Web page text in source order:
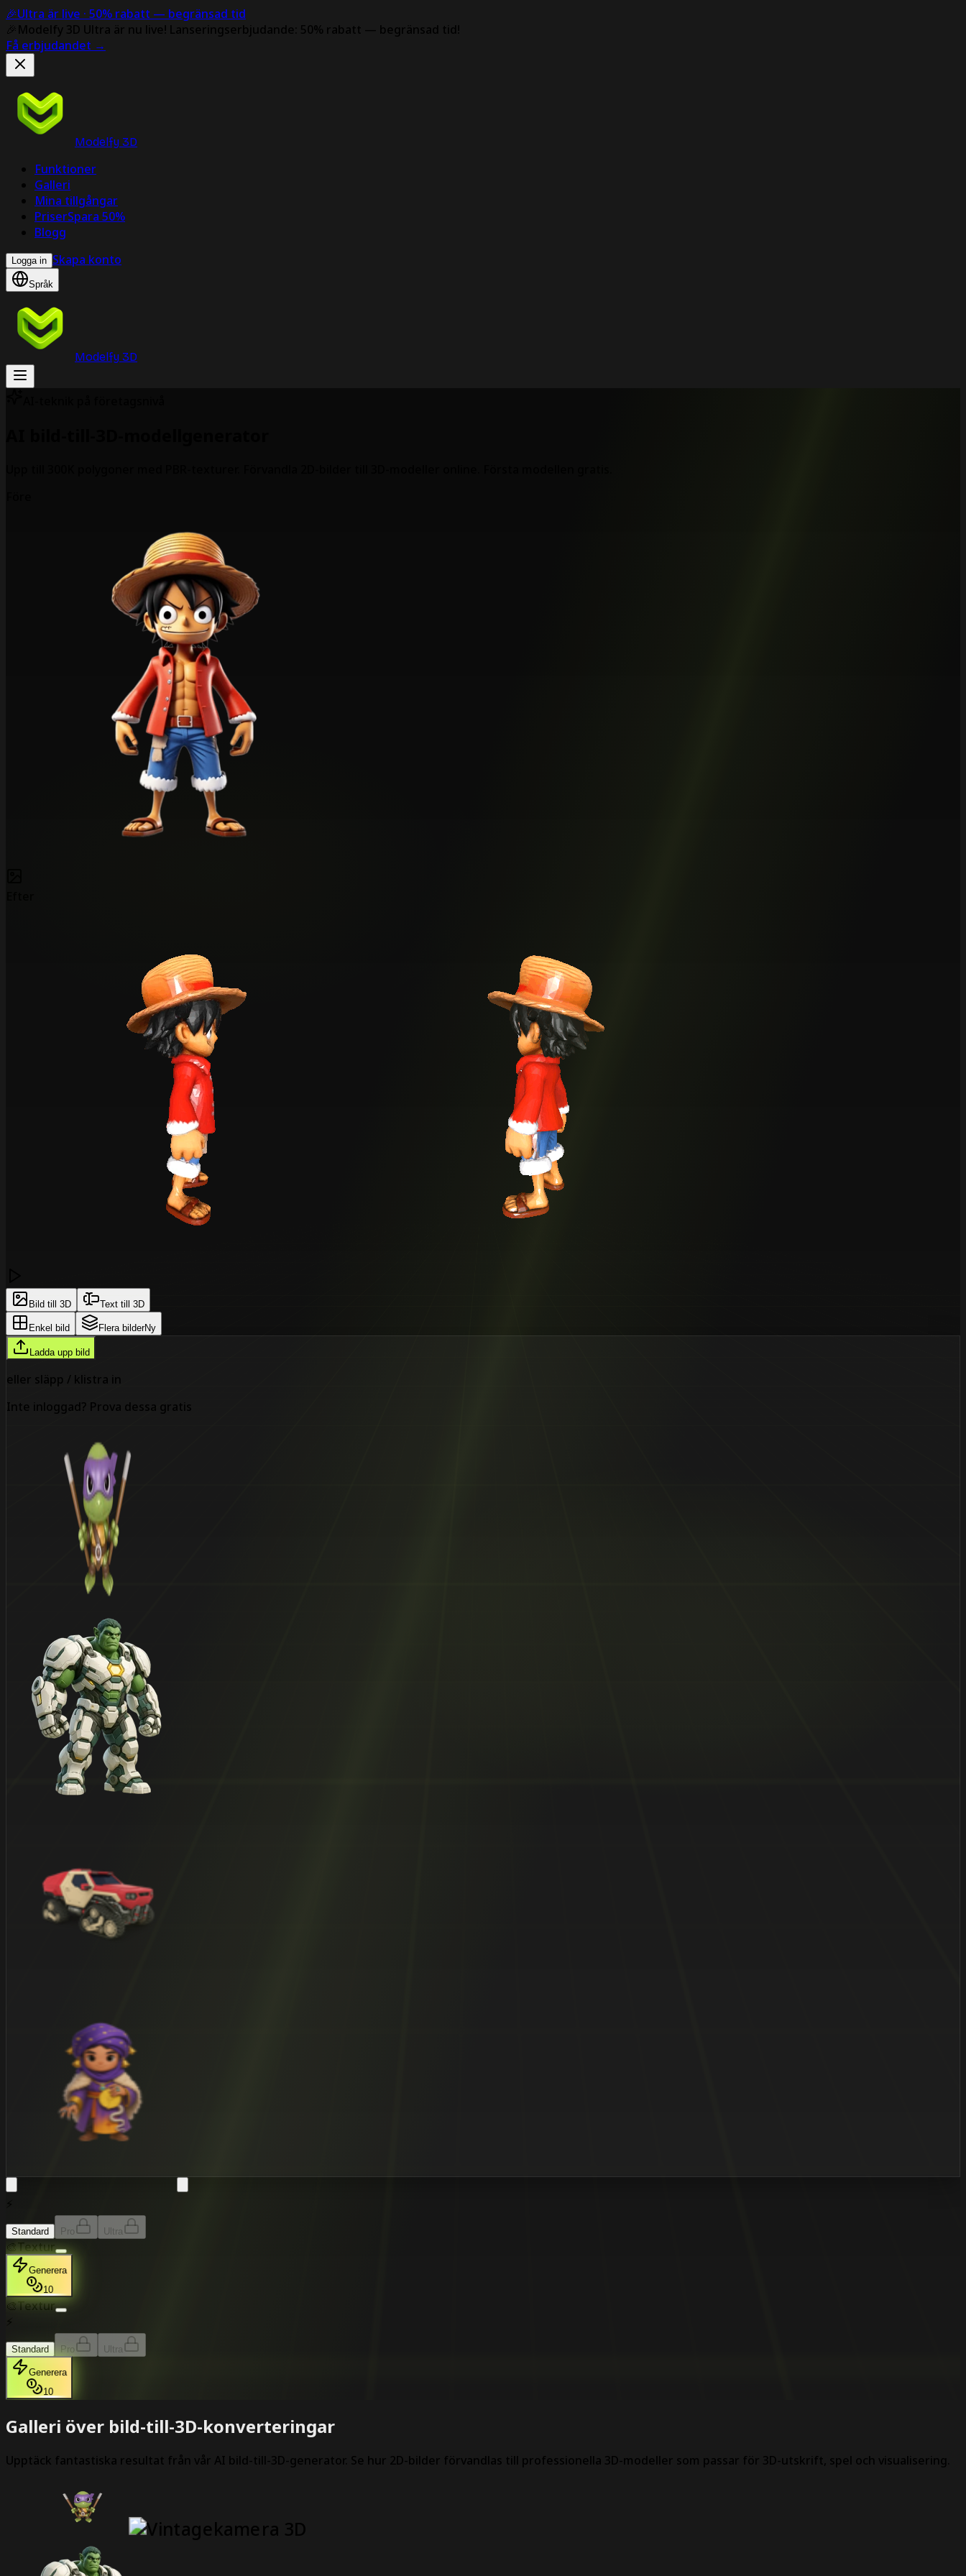
🎉Ultra är live · 50% rabatt — begränsad tid
🎉Modelfy 3D Ultra är nu live! Lanseringserbjudande: 50% rabatt — begränsad tid!
Få erbjudandet →
Modelfy 3D
Funktioner
Galleri
Mina tillgångar
PriserSpara 50%
Blogg
Logga in Skapa konto
Språk
Modelfy 3D
Bild till 3D Text till 3D
Enkel bild Flera bilderNy
Ladda upp bild
eller släpp / klistra in
Inte inloggad? Prova dessa gratis
Standard Pro Ultra
🎨Textur
Generera
10
🎨Textur
⚡
Standard Pro Ultra
Generera
10
Galleri över bild-till-3D-konverteringar
Upptäck fantastiska resultat från vår AI bild-till-3D-generator. Se hur 2D-bilder förvandlas till professionella 3D-modeller som passar för 3D-utskrift, spel och visualisering.